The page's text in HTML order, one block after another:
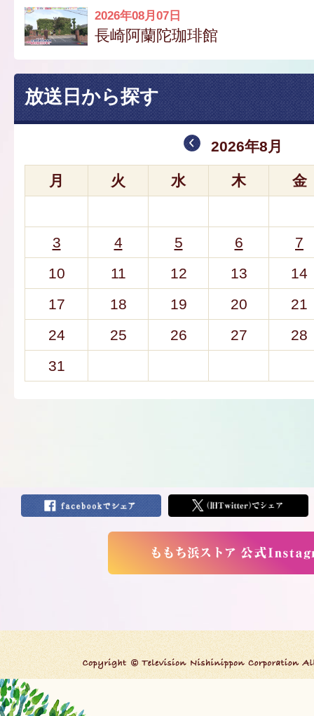
2026年08月07日
長崎阿蘭陀珈琲館
放送日から探す
2026年8月
月 火 水 木 金
3 4 5 6
7
10
11 12 13
14
17
18 19 20
21
24
25 26 27
28
31